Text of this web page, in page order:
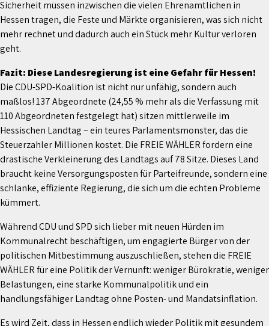
Sicherheit müssen inzwischen die vielen Ehrenamtlichen in
Hessen tragen, die Feste und Märkte organisieren, was sich nicht
mehr rechnet und dadurch auch ein Stück mehr Kultur verloren
geht.
Fazit: Diese Landesregierung ist eine Gefahr für Hessen!
Die CDU-SPD-Koalition ist nicht nur unfähig, sondern auch
maßlos! 137 Abgeordnete (24,55 % mehr als die Verfassung mit
110 Abgeordneten festgelegt hat) sitzen mittlerweile im
Hessischen Landtag – ein teures Parlamentsmonster, das die
Steuerzahler Millionen kostet. Die FREIE WÄHLER fordern eine
drastische Verkleinerung des Landtags auf 78 Sitze. Dieses Land
braucht keine Versorgungsposten für Parteifreunde, sondern eine
schlanke, effiziente Regierung, die sich um die echten Probleme
kümmert.
Während CDU und SPD sich lieber mit neuen Hürden im
Kommunalrecht beschäftigen, um engagierte Bürger von der
politischen Mitbestimmung auszuschließen, stehen die FREIE
WÄHLER für eine Politik der Vernunft: weniger Bürokratie, weniger
Belastungen, eine starke Kommunalpolitik und ein
handlungsfähiger Landtag ohne Posten- und Mandatsinflation.
Es wird Zeit, dass in Hessen endlich wieder Politik mit gesundem